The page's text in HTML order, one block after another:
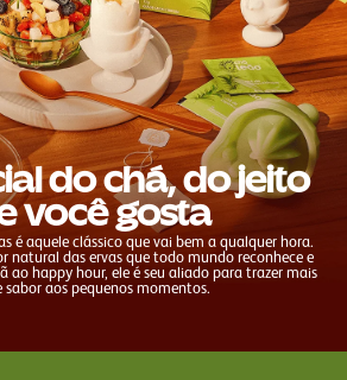
do chá, do jeito
você gosta
é aquele clássico que vai bem a qualquer hora.
natural das ervas que todo mundo reconhece e
ao happy hour, ele é seu aliado para trazer mais
sabor aos pequenos momentos.